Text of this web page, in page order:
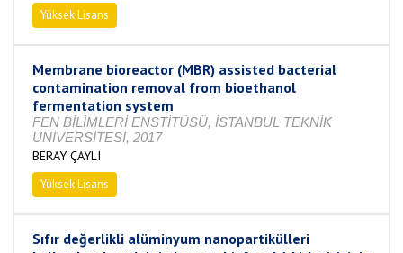
Yüksek Lisans
Membrane bioreactor (MBR) assisted bacterial
contamination removal from bioethanol
fermentation system
FEN BİLİMLERİ ENSTİTÜSÜ, İSTANBUL TEKNİK
ÜNİVERSİTESİ, 2017
BERAY ÇAYLI
Yüksek Lisans
Sıfır değerlikli alüminyum nanopartikülleri